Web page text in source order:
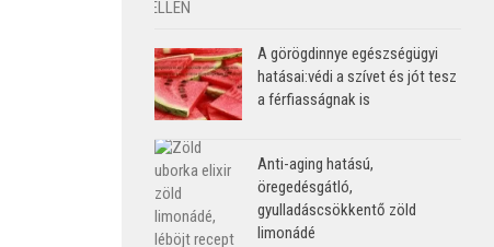
A görögdinnye egészségügyi
hatásai:védi a szívet és jót tesz
a férfiasságnak is
Anti-aging hatású,
öregedésgátló,
gyulladáscsökkentő zöld
limonádé